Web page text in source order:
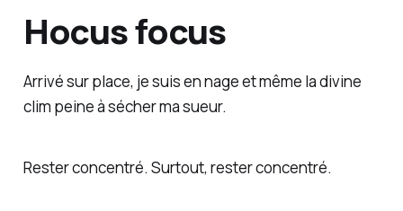
Hocus focus
Arrivé sur place, je suis en nage et même la divine
clim peine à sécher ma sueur.
Rester concentré. Surtout, rester concentré.